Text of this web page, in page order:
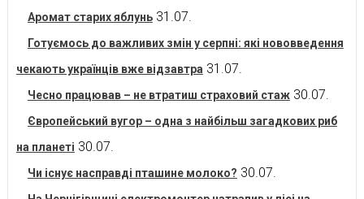
Аромат старих яблунь 31.07.
Готуємось до важливих змін у серпні: які нововведення
чекають українців вже відзавтра 31.07.
Чесно працював – не втратиш страховий стаж 30.07.
Європейський вугор – одна з найбільш загадкових риб
на планеті 30.07.
Чи існує насправді пташине молоко? 30.07.